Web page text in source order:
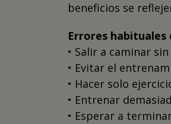
beneficios se
Errores
• Salir a caminar
• Evitar el
• Hacer solo
• Entrenar
• Esperar a